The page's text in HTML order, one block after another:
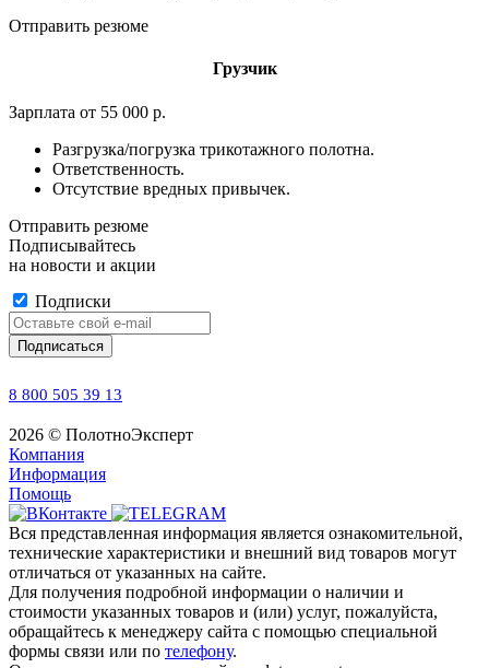
Отправить резюме
Грузчик
Зарплата от 55 000 р.
Разгрузка/погрузка трикотажного полотна.
Ответственность.
Отсутствие вредных привычек.
Отправить резюме
Подписывайтесь
на новости и акции
Подписки
8 800 505 39 13
2026 © ПолотноЭксперт
Компания
Информация
Помощь
Вся представленная информация является ознакомительной,
технические характеристики и внешний вид товаров могут
отличаться от указанных на сайте.
Для получения подробной информации о наличии и
стоимости указанных товаров и (или) услуг, пожалуйста,
обращайтесь к менеджеру сайта с помощью специальной
формы связи или по телефону.